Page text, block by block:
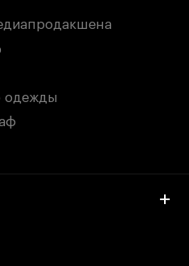
одежды